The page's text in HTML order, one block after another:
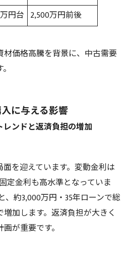
円台 2,500万円前後
価格高騰を背景に、中古需要
に与える影響
ンドと返済負担の増加
を迎えています。変動金利は
定金利も高水準となっていま
、約3,000万円・35年ローンで総
加します。返済負担が大きく
が重要です。